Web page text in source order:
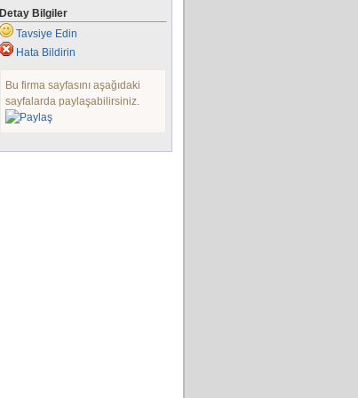
Detay Bilgiler
Tavsiye Edin
Hata Bildirin
Bu firma sayfasını aşağıdaki
sayfalarda paylaşabilirsiniz.